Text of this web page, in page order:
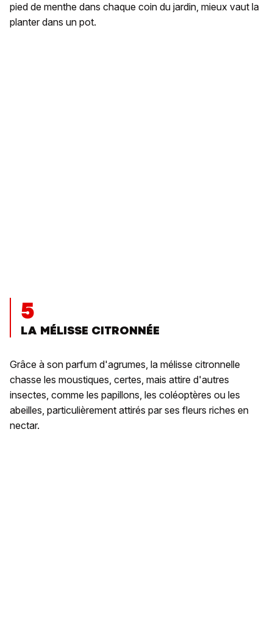
pied de menthe dans chaque coin du jardin, mieux vaut la
planter dans un pot.
5
LA MÉLISSE CITRONNÉE
Grâce à son parfum d'agrumes, la mélisse citronnelle
chasse les moustiques, certes, mais attire d'autres
insectes, comme les papillons, les coléoptères ou les
abeilles, particulièrement attirés par ses fleurs riches en
nectar.